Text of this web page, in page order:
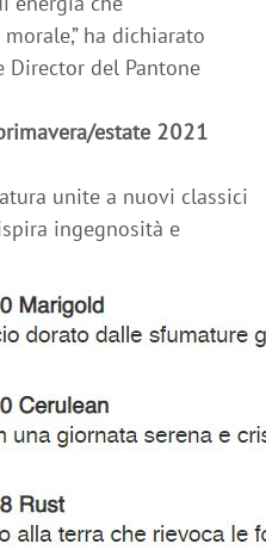
energia che
ha dichiarato
Director del Pantone
estate 2021
unite a nuovi classici
ingegnosità e